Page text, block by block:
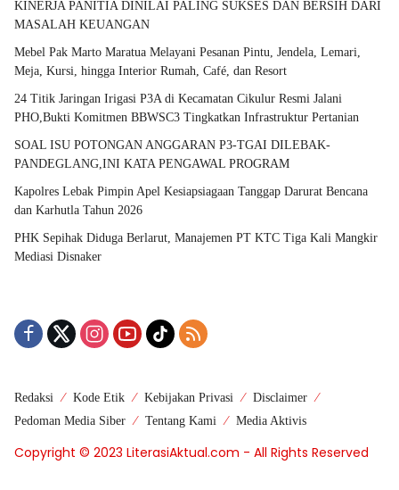
KINERJA PANITIA DINILAI PALING SUKSES DAN BERSIH DARI
MASALAH KEUANGAN
Mebel Pak Marto Maratua Melayani Pesanan Pintu, Jendela, Lemari,
Meja, Kursi, hingga Interior Rumah, Café, dan Resort
24 Titik Jaringan Irigasi P3A di Kecamatan Cikulur Resmi Jalani
PHO,Bukti Komitmen BBWSC3 Tingkatkan Infrastruktur Pertanian
SOAL ISU POTONGAN ANGGARAN P3-TGAI DILEBAK-
PANDEGLANG,INI KATA PENGAWAL PROGRAM
Kapolres Lebak Pimpin Apel Kesiapsiagaan Tanggap Darurat Bencana
dan Karhutla Tahun 2026
PHK Sepihak Diduga Berlarut, Manajemen PT KTC Tiga Kali Mangkir
Mediasi Disnaker
Redaksi Kode Etik Kebijakan Privasi
Disclaimer
Pedoman Media Siber
Tentang Kami Media Aktivis
Copyright © 2023 LiterasiAktual.com - All Rights Reserved